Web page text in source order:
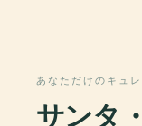
あなただけのキュ
サンタ